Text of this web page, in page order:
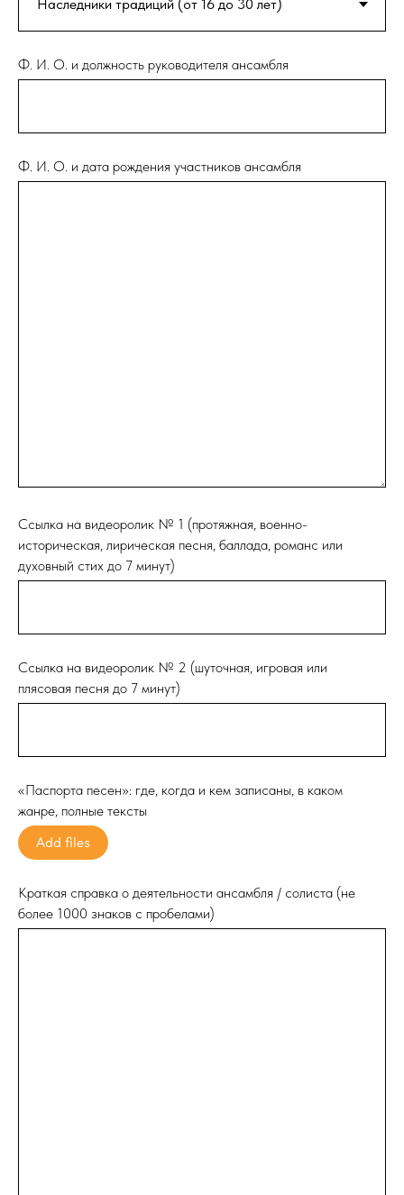
Ф. И. О. и должность руководителя ансамбля
Ф. И. О. и дата рождения участников ансамбля
Ссылка на видеоролик № 1 (протяжная, военно-
историческая, лирическая песня, баллада, романс или
духовный стих до 7 минут)
Ссылка на видеоролик № 2 (шуточная, игровая или
плясовая песня до 7 минут)
«Паспорта песен»: где, когда и кем записаны, в каком
жанре, полные тексты
Add files
Краткая справка о деятельности ансамбля / солиста (не
более 1000 знаков с пробелами)